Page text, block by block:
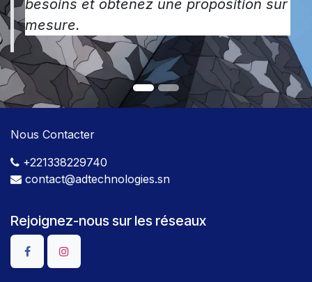
besoins et obtenez une proposition sur
mesure.
Nous Contacter
+221338229740
contact@adtechnologies.sn
Rejoignez-nous sur les réseaux